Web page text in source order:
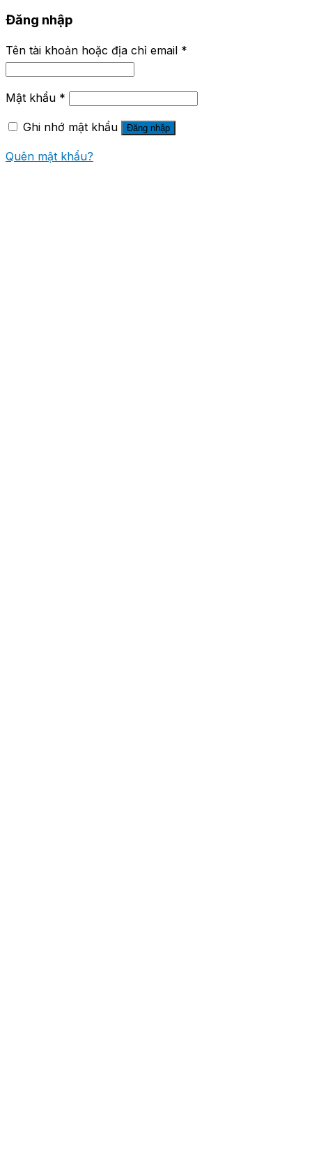
Đăng nhập
Tên tài khoản hoặc địa chỉ email *
Mật khẩu *
Ghi nhớ mật khẩu Đăng nhập
Quên mật khẩu?